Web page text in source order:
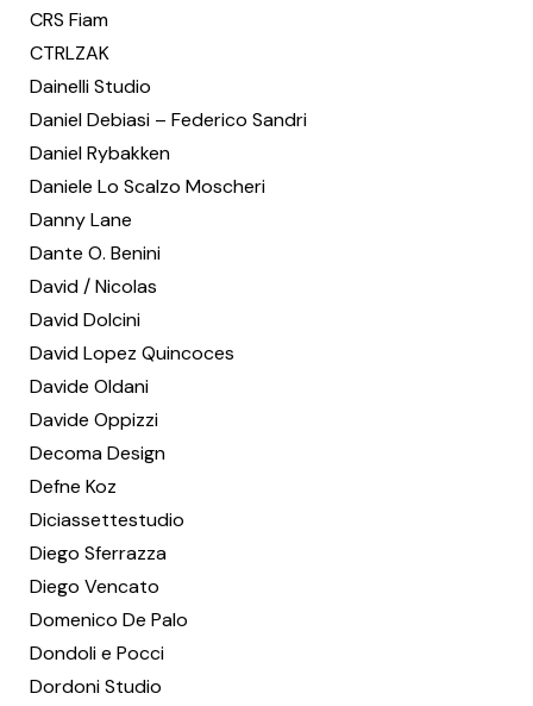
CRS Fiam
CTRLZAK
Dainelli Studio
Daniel Debiasi – Federico Sandri
Daniel Rybakken
Daniele Lo Scalzo Moscheri
Danny Lane
Dante O. Benini
David / Nicolas
David Dolcini
David Lopez Quincoces
Davide Oldani
Davide Oppizzi
Decoma Design
Defne Koz
Diciassettestudio
Diego Sferrazza
Diego Vencato
Domenico De Palo
Dondoli e Pocci
Dordoni Studio